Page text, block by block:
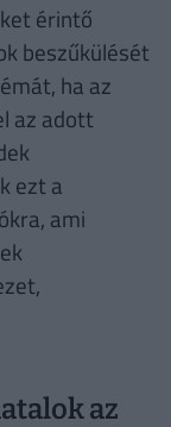
érintő
beszűkülését
ha az
az adott
ezt a
ami
az